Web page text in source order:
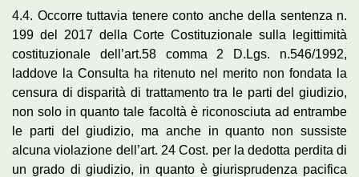
4.4. Occorre tuttavia tenere conto anche della sentenza n.
199 del 2017 della Corte Costituzionale sulla legittimità
costituzionale dell’art.58 comma 2 D.Lgs. n.546/1992,
laddove la Consulta ha ritenuto nel merito non fondata la
censura di disparità di trattamento tra le parti del giudizio,
non solo in quanto tale facoltà è riconosciuta ad entrambe
le parti del giudizio, ma anche in quanto non sussiste
alcuna violazione dell’art. 24 Cost. per la dedotta perdita di
un grado di giudizio, in quanto è giurisprudenza pacifica